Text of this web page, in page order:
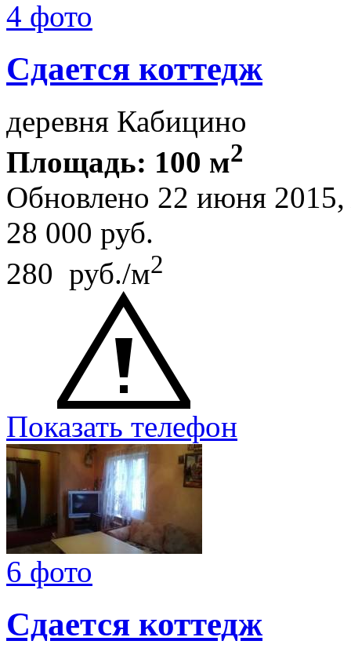
4 фото
Сдается коттедж
деревня Кабицино
Площадь: 100 м2
Обновлено 22 июня
28 000 руб.
280 руб./м2
Показать телефон
6 фото
Сдается коттедж